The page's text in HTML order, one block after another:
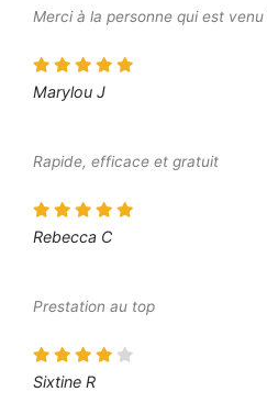
Merci à la personne qui est
Marylou J
Rapide, efficace et gratuit
Rebecca C
Prestation au top
Sixtine R